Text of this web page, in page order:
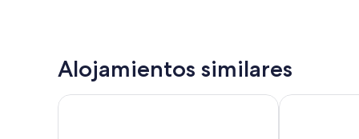
Alojamientos similares
Los Naranjos Gente del